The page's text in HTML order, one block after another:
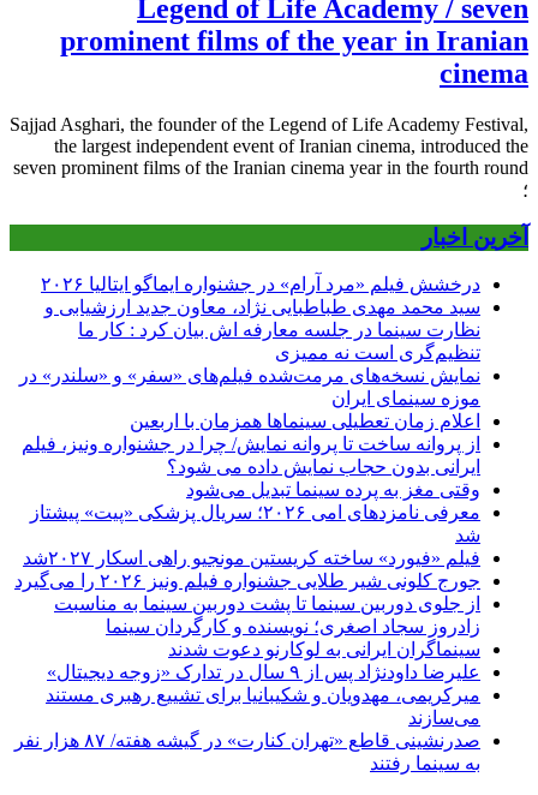
Legend of Life Academy / seven
prominent films of the year in Iranian
cinema
Sajjad Asghari, the founder of the Legend of Life Academy Festival,
the largest independent event of Iranian cinema, introduced the
seven prominent films of the Iranian cinema year in the fourth round
؛
آخرین اخبار
درخشش فیلم «مرد آرام» در جشنواره ایماگو ایتالیا ۲۰۲۶
سید محمد مهدی طباطبایی نژاد، معاون جدید ارزشیابی و
نظارت سینما در جلسه معارفه اش بیان کرد : کار ما
تنظیم‌گری است نه ممیزی
نمایش نسخه‌های مرمت‌شده فیلم‌های «سفر» و «سلندر» در
موزه سینمای ایران
اعلام زمان تعطیلی سینماها همزمان با اربعین
از پروانه ساخت تا پروانه نمایش/ چرا در جشنواره ونیز، فیلم
ایرانی بدون حجاب نمایش داده می شود؟
وقتی مغز به پرده سینما تبدیل می‌شود
معرفی نامزدهای امی ۲۰۲۶؛ سریال پزشکی «پیت» پیشتاز
شد
فیلم «فیورد» ساخته کریستین مونجیو راهی اسکار ۲۰۲۷شد
جورج کلونی شیر طلایی جشنواره فیلم ونیز ۲۰۲۶ را می‌گیرد
از جلوی دوربین سینما تا پشت دوربین سینما به مناسبت
زادروز سجاد اصغری؛ نویسنده و کارگردان سینما
سینماگران ایرانی به لوکارنو دعوت شدند
علیرضا داودنژاد پس از ۹ سال در تدارک «زوجه دیجیتال»
میرکریمی، مهدویان و شکیبانیا برای تشییع رهبری مستند
می‌سازند
صدرنشینی قاطع «تهران کنارت» در گیشه هفته/ ۸۷ هزار نفر
به سینما رفتند